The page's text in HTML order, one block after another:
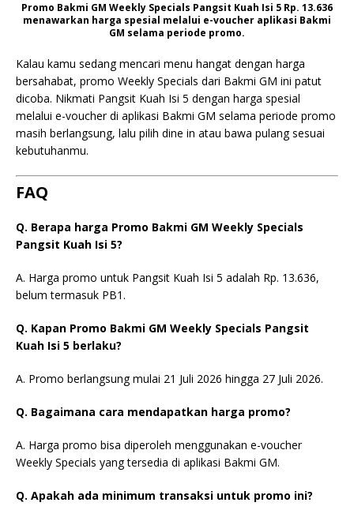
Promo Bakmi GM Weekly Specials Pangsit Kuah Isi 5 Rp. 13.636
menawarkan harga spesial melalui e-voucher aplikasi Bakmi
GM selama periode promo.
Kalau kamu sedang mencari menu hangat dengan harga
bersahabat, promo Weekly Specials dari Bakmi GM ini patut
dicoba. Nikmati Pangsit Kuah Isi 5 dengan harga spesial
melalui e-voucher di aplikasi Bakmi GM selama periode promo
masih berlangsung, lalu pilih dine in atau bawa pulang sesuai
kebutuhanmu.
FAQ
Q. Berapa harga Promo Bakmi GM Weekly Specials
Pangsit Kuah Isi 5?
A. Harga promo untuk Pangsit Kuah Isi 5 adalah Rp. 13.636,
belum termasuk PB1.
Q. Kapan Promo Bakmi GM Weekly Specials Pangsit
Kuah Isi 5 berlaku?
A. Promo berlangsung mulai 21 Juli 2026 hingga 27 Juli 2026.
Q. Bagaimana cara mendapatkan harga promo?
A. Harga promo bisa diperoleh menggunakan e-voucher
Weekly Specials yang tersedia di aplikasi Bakmi GM.
Q. Apakah ada minimum transaksi untuk promo ini?